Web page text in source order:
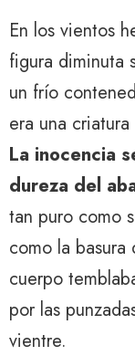
En los vientos
figura diminuta
un frío
era una
La inocencia
dureza del
tan puro como
como la
cuerpo
por las
vientre.